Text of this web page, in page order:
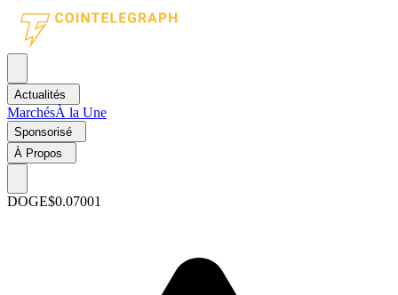
Actualités
MarchésÀ la Une
Sponsorisé
À Propos
DOGE$0.07001